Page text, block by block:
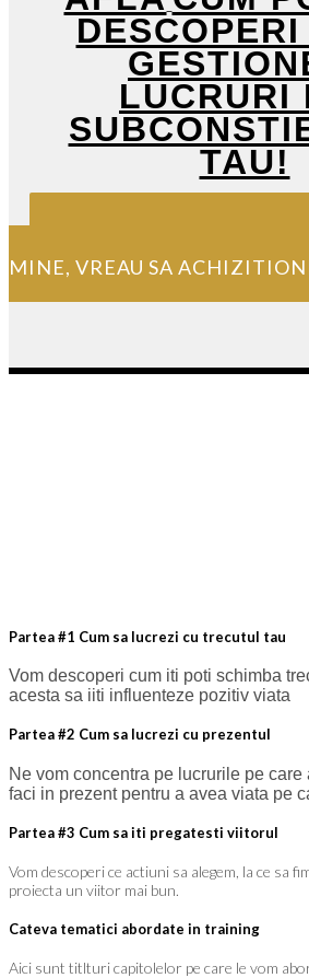
LUCRURI
TAU!
MINE, VREAU SA
Partea #1 Cum sa lucrezi cu trecutul tau
Vom descoperi cum iti poti schimba
acesta sa iiti influenteze pozitiv viata
Partea #2 Cum sa lucrezi cu prezentul
Ne vom concentra pe lucrurile pe care
faci in prezent pentru a avea viata pe
Partea #3 Cum sa iti pregatesti viitorul
Vom descoperi ce actiuni sa alegem, la ce sa
proiecta un viitor mai bun.
Cateva tematici abordate in training
Aici sunt titlturi capitolelor pe care le vom